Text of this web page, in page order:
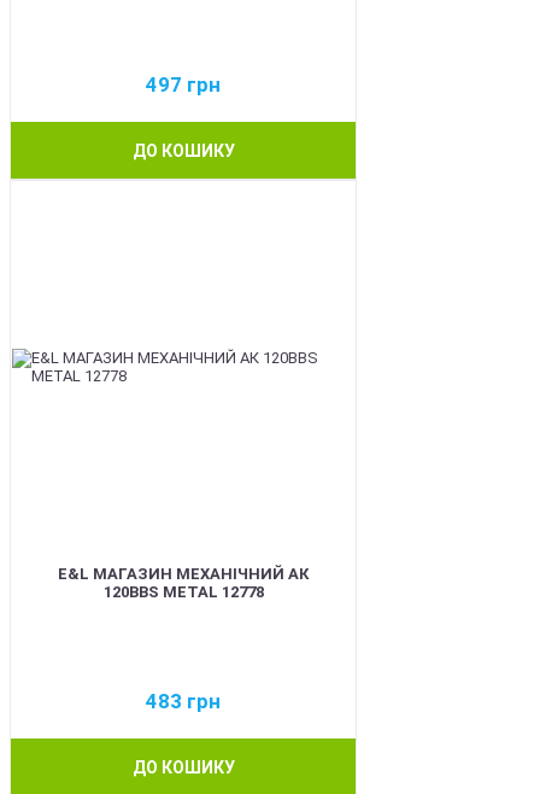
497 грн
ДО КОШИКУ
E&L МАГАЗИН МЕХАНІЧНИЙ АК
120BBS METAL 12778
483 грн
ДО КОШИКУ